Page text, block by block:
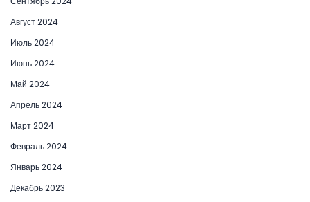
Август 2024
Июль 2024
Июнь 2024
Май 2024
Апрель 2024
Март 2024
Февраль 2024
Январь 2024
Декабрь 2023